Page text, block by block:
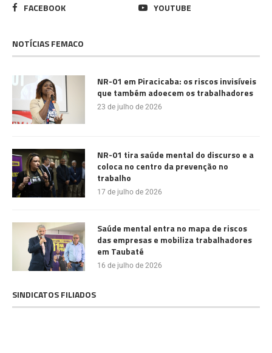
FACEBOOK YOUTUBE
NOTÍCIAS FEMACO
NR-01 em Piracicaba: os riscos invisíveis
que também adoecem os trabalhadores
23 de julho de 2026
NR-01 tira saúde mental do discurso e a
coloca no centro da prevenção no
trabalho
17 de julho de 2026
Saúde mental entra no mapa de riscos
das empresas e mobiliza trabalhadores
em Taubaté
16 de julho de 2026
SINDICATOS FILIADOS